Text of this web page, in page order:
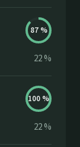
87%
22%
100 %
22%